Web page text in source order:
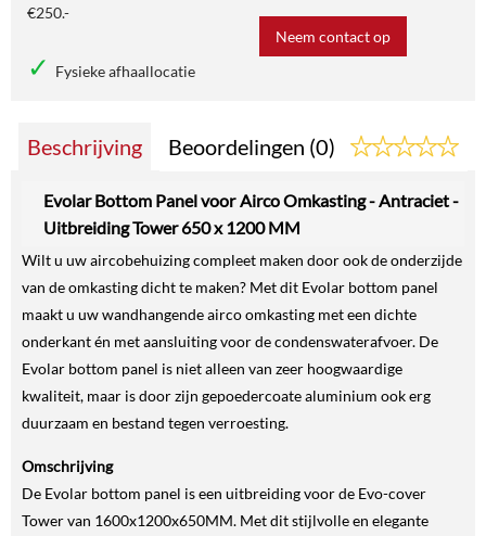
€250.-
Fysieke afhaallocatie
Neem contact op
Beschrijving Beoordelingen (0)
Evolar Bottom Panel voor Airco Omkasting - Antraciet -
Uitbreiding Tower 650 x 1200 MM
Wilt u uw aircobehuizing compleet maken door ook de onderzijde
van de omkasting dicht te maken? Met dit Evolar bottom panel
maakt u uw wandhangende airco omkasting met een dichte
onderkant én met aansluiting voor de condenswaterafvoer. De
Evolar bottom panel is niet alleen van zeer hoogwaardige
kwaliteit, maar is door zijn gepoedercoate aluminium ook erg
duurzaam en bestand tegen verroesting.
Omschrijving
De Evolar bottom panel is een uitbreiding voor de Evo-cover
Tower van 1600x1200x650MM. Met dit stijlvolle en elegante